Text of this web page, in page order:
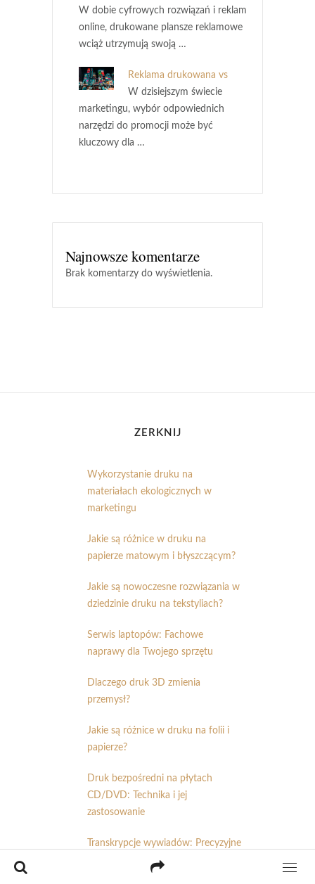
W dobie cyfrowych rozwiązań i reklam
online, drukowane plansze reklamowe
wciąż utrzymują swoją …
Reklama drukowana vs
W dzisiejszym świecie
marketingu, wybór odpowiednich
narzędzi do promocji może być
kluczowy dla …
Najnowsze komentarze
Brak komentarzy do wyświetlenia.
ZERKNIJ
Wykorzystanie druku na
materiałach ekologicznych w
marketingu
Jakie są różnice w druku na
papierze matowym i błyszczącym?
Jakie są nowoczesne rozwiązania w
dziedzinie druku na tekstyliach?
Serwis laptopów: Fachowe
naprawy dla Twojego sprzętu
Dlaczego druk 3D zmienia
przemysł?
Jakie są różnice w druku na folii i
papierze?
Druk bezpośredni na płytach
CD/DVD: Technika i jej
zastosowanie
Transkrypcje wywiadów: Precyzyjne
odwzorowanie dźwięków w tekście